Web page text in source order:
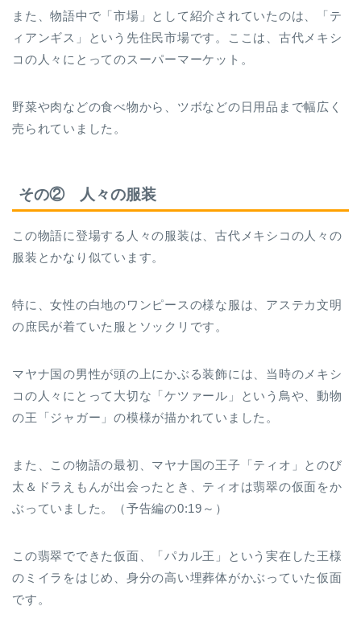
また、物語中で「市場」として紹介されていたのは、「テ
ィアンギス」という先住民市場です。ここは、古代メキシ
コの人々にとってのスーパーマーケット。
野菜や肉などの食べ物から、ツボなどの日用品まで幅広く
売られていました。
その② 人々の服装
この物語に登場する人々の服装は、古代メキシコの人々の
服装とかなり似ています。
特に、女性の白地のワンピースの様な服は、アステカ文明
の庶民が着ていた服とソックリです。
マヤナ国の男性が頭の上にかぶる装飾には、当時のメキシ
コの人々にとって大切な「ケツァール」という鳥や、動物
の王「ジャガー」の模様が描かれていました。
また、この物語の最初、マヤナ国の王子「ティオ」とのび
太＆ドラえもんが出会ったとき、ティオは翡翠の仮面をか
ぶっていました。（予告編の0:19～）
この翡翠でできた仮面、「パカル王」という実在した王様
のミイラをはじめ、身分の高い埋葬体がかぶっていた仮面
です。